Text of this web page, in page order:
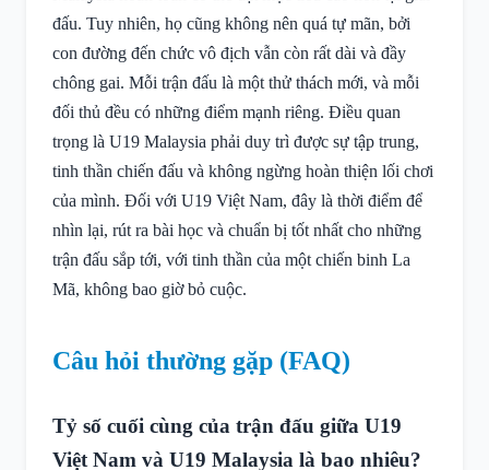
đấu. Tuy nhiên, họ cũng không nên quá tự mãn, bởi
con đường đến chức vô địch vẫn còn rất dài và đầy
chông gai. Mỗi trận đấu là một thử thách mới, và mỗi
đối thủ đều có những điểm mạnh riêng. Điều quan
trọng là U19 Malaysia phải duy trì được sự tập trung,
tinh thần chiến đấu và không ngừng hoàn thiện lối chơi
của mình. Đối với U19 Việt Nam, đây là thời điểm để
nhìn lại, rút ra bài học và chuẩn bị tốt nhất cho những
trận đấu sắp tới, với tinh thần của một chiến binh La
Mã, không bao giờ bỏ cuộc.
Câu hỏi thường gặp (FAQ)
Tỷ số cuối cùng của trận đấu giữa U19
Việt Nam và U19 Malaysia là bao nhiêu?